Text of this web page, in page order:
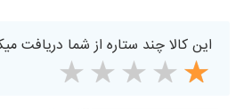
این کالا چند ستاره از شما دریافت